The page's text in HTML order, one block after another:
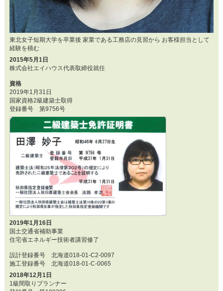
東北女子短期大学を卒業後 家業である工務店の見習から お客様担当として
経験を積む
2015年5月1日
株式会社エイハウス代表取締役就任
資格
2019年1月31日
国家資格2級建築士取得
登録番号 第9756号
2019年1月16日
国土交通省補助事業
住宅省エネルギー技術者講習修了
設計登録番号 北海道018-01-C2-0097
施工登録番号 北海道018-01-C-0065
2018年12月1日
1級間取りプランナー